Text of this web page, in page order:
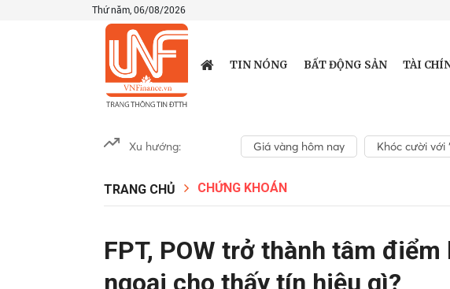
Thứ năm, 06/08/2026
TIN NÓNG BẤT ĐỘNG SẢN TÀI
Xu hướng: Giá vàng hôm nay Khóc cười với
TRANG CHỦ CHỨNG KHOÁN
FPT, POW trở thành tâm
ngoại cho thấy tín hiệu gì?